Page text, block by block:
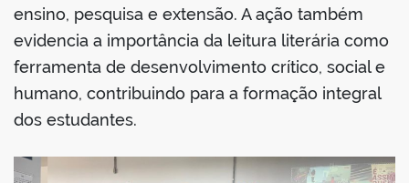
ensino, pesquisa e extensão. A ação também
evidencia a importância da leitura literária como
ferramenta de desenvolvimento crítico, social e
humano, contribuindo para a formação integral
dos estudantes.